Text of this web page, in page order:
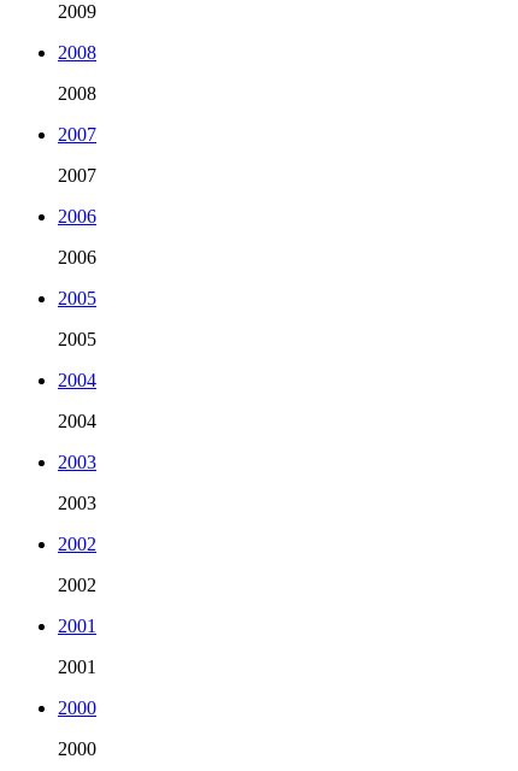
2009
2008
2008
2007
2007
2006
2006
2005
2005
2004
2004
2003
2003
2002
2002
2001
2001
2000
2000